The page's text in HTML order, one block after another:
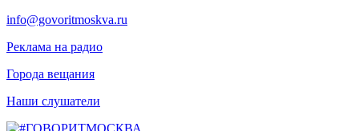
info@govoritmoskva.ru
Реклама на радио
Города вещания
Наши слушатели